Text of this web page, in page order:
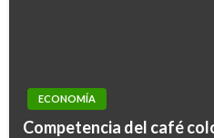
ECONOMÍA
Competencia del café